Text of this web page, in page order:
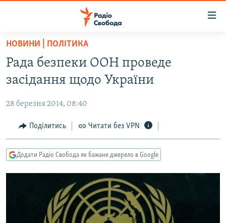
Перейти
основного
матеріалу
до
навігації
Перейти
до
РАДІО СВОБОДА – 70 РОКІВ
ВСЕ ЗА ДОБУ
ПОЛІТИКА
ЕКОНОМІКА
КУЛЬТУРА
ВІЙНА
РОСІЙСЬКА «ФІЛЬТРАЦІЯ»
КРИМ.РЕАЛІЇ
КИТАЙ.ВИКЛИКИ
НОВИНИ | ПОЛІТИКА
Рада безпеки ООН проведе
засідання щодо України
28 березня 2014, 08:40
Поділитись Читати без VPN
Додати Радіо Свобода як бажане джерело в Google